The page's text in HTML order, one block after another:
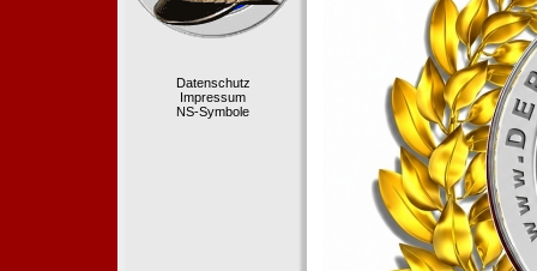
Datenschutz
Impressum
NS-Symbole